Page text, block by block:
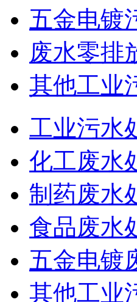
五金电镀
废水零排
其他工业
工业污水
化工废水
制药废水
食品废水
五金电镀
其他工业